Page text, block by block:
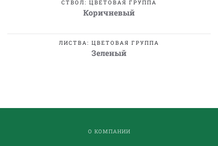
СТВОЛ: ЦВЕТОВАЯ ГРУППА
Коричневый
ЛИСТВА: ЦВЕТОВАЯ ГРУППА
Зеленый
О КОМПАНИИ